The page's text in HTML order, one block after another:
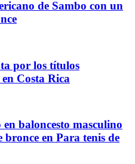
de Sambo con un
por los títulos
Costa Rica
baloncesto masculino
en Para tenis de